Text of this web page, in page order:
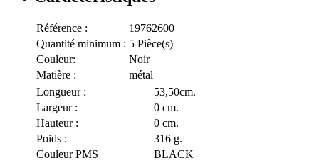
Référence :
19762600
Quantité minimum : 5 Pièce(s)
Couleur:
Noir
Matière :
métal
Longueur :
53,50cm.
Largeur :
0 cm.
Hauteur :
0 cm.
Poids :
316 g.
Couleur PMS
BLACK